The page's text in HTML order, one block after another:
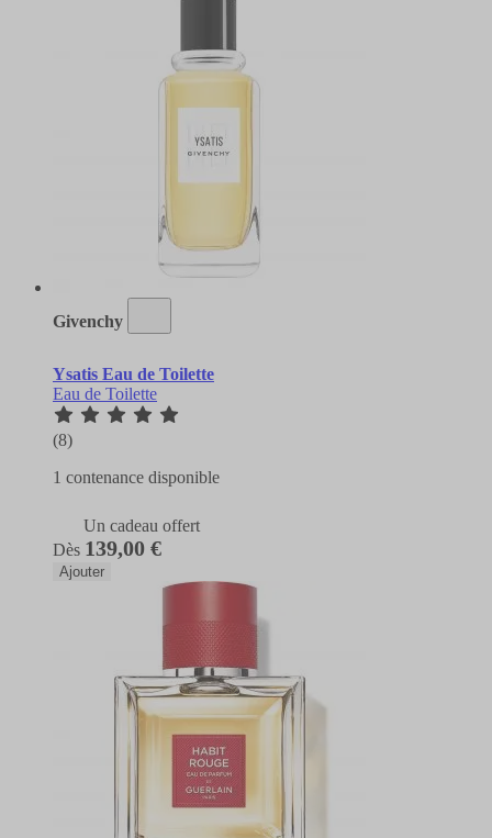
Givenchy
Ysatis Eau de Toilette
Eau de Toilette
(8)
1 contenance disponible
Un cadeau offert
Dès 139,00 €
Ajouter